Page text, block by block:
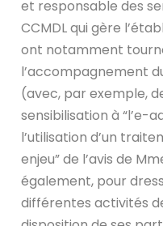
et responsable des
CCMDL qui gère
ont notamment
l’accompagnement
(avec, par exemple,
sensibilisation à “l’e-
l’utilisation d’un
enjeu” de l’avis de
également, pour
différentes activités